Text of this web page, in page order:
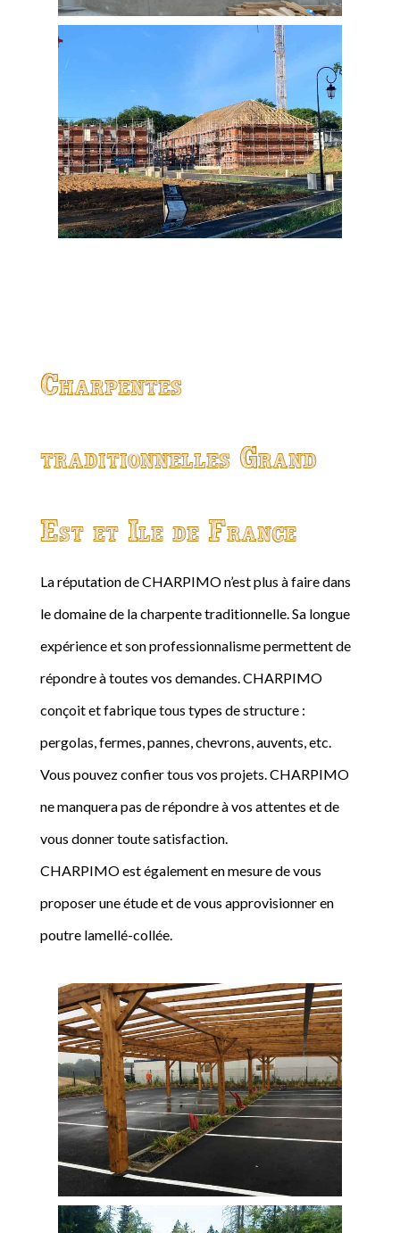
Charpentes
traditionnelles Grand
Est et Ile de France
La réputation de CHARPIMO n’est plus à faire dans
le domaine de la charpente traditionnelle. Sa longue
expérience et son professionnalisme permettent de
répondre à toutes vos demandes. CHARPIMO
conçoit et fabrique tous types de structure :
pergolas, fermes, pannes, chevrons, auvents, etc.
Vous pouvez confier tous vos projets. CHARPIMO
ne manquera pas de répondre à vos attentes et de
vous donner toute satisfaction.
CHARPIMO est également en mesure de vous
proposer une étude et de vous approvisionner en
poutre lamellé-collée.